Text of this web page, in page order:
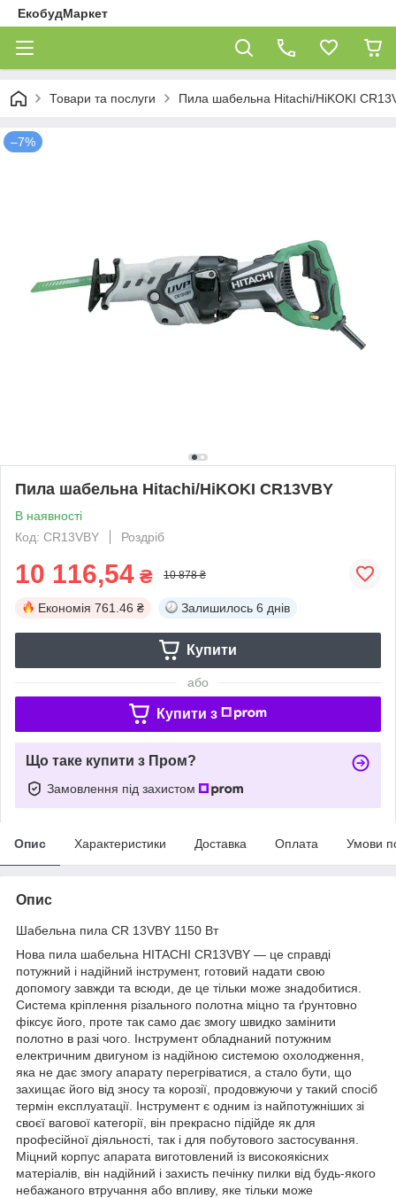
ЕкобудМаркет
Товари та послуги Пила шабельна Hitachi/HiKOKI
–7%
Пила шабельна Hitachi/HiKOKI CR13VBY
В наявності
Код: CR13VBY
Роздріб
10 116,54 ₴ 10 878 ₴
Економія 761.46 ₴ Залишилось 6 днів
Купити
або
Купити з
Що таке купити з Пром?
Замовлення під захистом
Опис Характеристики Доставка Оплата Умови
Опис
Шабельна пила CR 13VBY 1150 Вт
Нова пила шабельна HITACHI CR13VBY — це справді
потужний і надійний інструмент, готовий надати свою
допомогу завжди та всюди, де це тільки може знадобитися.
Система кріплення різального полотна міцно та ґрунтовно
фіксує його, проте так само дає змогу швидко замінити
полотно в разі чого. Інструмент обладнаний потужним
електричним двигуном із надійною системою охолодження,
яка не дає змогу апарату перегріватися, а стало бути, що
захищає його від зносу та корозії, продовжуючи у такий спосіб
термін експлуатації. Інструмент є одним із найпотужніших зі
своєї вагової категорії, він прекрасно підійде як для
професійної діяльності, так і для побутового застосування.
Міцний корпус апарата виготовлений із високоякісних
матеріалів, він надійний і захисть печінку пилки від будь-якого
небажаного втручання або впливу, яке тільки може